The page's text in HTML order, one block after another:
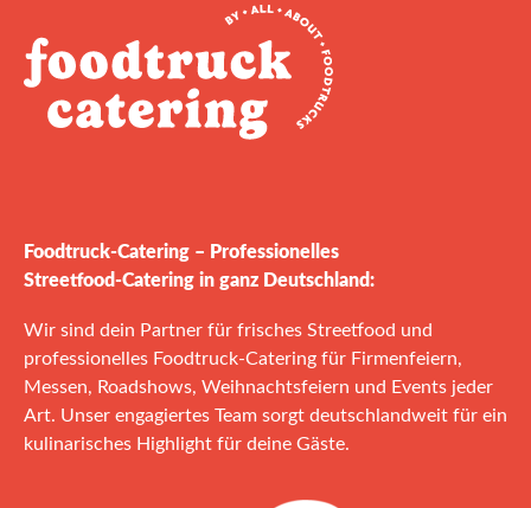
Foodtruck‑Catering – Professionelles
Streetfood‑Catering in ganz Deutschland:
Wir sind dein Partner für frisches Streetfood und
professionelles Foodtruck‑Catering für Firmenfeiern,
Messen, Roadshows, Weihnachtsfeiern und Events jeder
Art. Unser engagiertes Team sorgt deutschlandweit für ein
kulinarisches Highlight für deine Gäste.